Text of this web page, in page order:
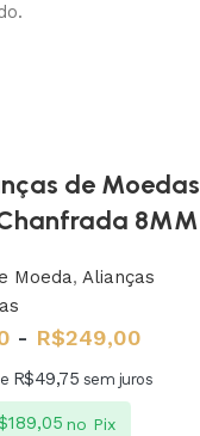
de Moedas
8MM
Moeda,Alianças
- R$249,00
R$49,75 sem juros
189,05 no Pix